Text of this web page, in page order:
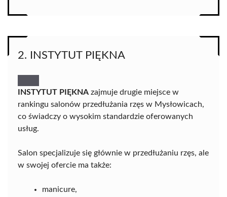
2. INSTYTUT PIĘKNA
INSTYTUT PIĘKNA zajmuje drugie miejsce w
rankingu salonów przedłużania rzęs w Mysłowicach,
co świadczy o wysokim standardzie oferowanych
usług.
Salon specjalizuje się głównie w przedłużaniu rzęs, ale
w swojej ofercie ma także:
manicure,